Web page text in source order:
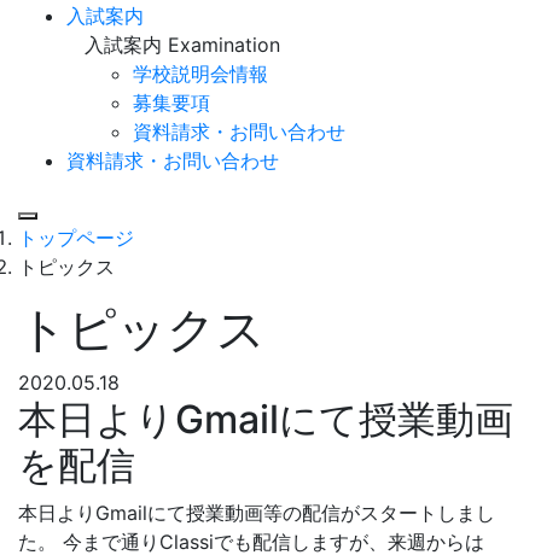
入試案内
入試案内 Examination
学校説明会情報
募集要項
資料請求・お問い合わせ
資料請求・お問い合わせ
Menu
トップページ
トピックス
トピックス
2020.05.18
本日よりGmailにて授業動画
を配信
本日よりGmailにて授業動画等の配信がスタートしまし
た。 今まで通りClassiでも配信しますが、来週からは